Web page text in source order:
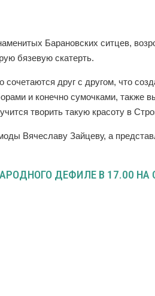
Барановских ситцев,
бязевую скатерть.
друг с другом, что
и конечно сумочками, также
творить такую красоту в
Вячеславу Зайцеву, а
ДЕФИЛЕ В 17.00 НА